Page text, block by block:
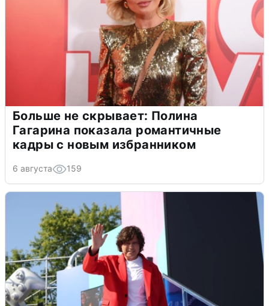
Больше не скрывает: Полина
Гагарина показала романтичные
кадры с новым избранником
6 августа 159